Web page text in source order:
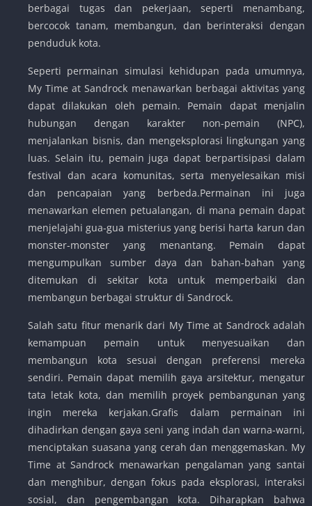
berbagai tugas dan pekerjaan, seperti menambang,
bercocok tanam, membangun, dan berinteraksi dengan
penduduk kota.
Seperti permainan simulasi kehidupan pada umumnya,
My Time at Sandrock menawarkan berbagai aktivitas yang
dapat dilakukan oleh pemain. Pemain dapat menjalin
hubungan dengan karakter non-pemain (NPC),
menjalankan bisnis, dan mengeksplorasi lingkungan yang
luas. Selain itu, pemain juga dapat berpartisipasi dalam
festival dan acara komunitas, serta menyelesaikan misi
dan pencapaian yang berbeda.Permainan ini juga
menawarkan elemen petualangan, di mana pemain dapat
menjelajahi gua-gua misterius yang berisi harta karun dan
monster-monster yang menantang. Pemain dapat
mengumpulkan sumber daya dan bahan-bahan yang
ditemukan di sekitar kota untuk memperbaiki dan
membangun berbagai struktur di Sandrock.
Salah satu fitur menarik dari My Time at Sandrock adalah
kemampuan pemain untuk menyesuaikan dan
membangun kota sesuai dengan preferensi mereka
sendiri. Pemain dapat memilih gaya arsitektur, mengatur
tata letak kota, dan memilih proyek pembangunan yang
ingin mereka kerjakan.Grafis dalam permainan ini
dihadirkan dengan gaya seni yang indah dan warna-warni,
menciptakan suasana yang cerah dan menggemaskan. My
Time at Sandrock menawarkan pengalaman yang santai
dan menghibur, dengan fokus pada eksplorasi, interaksi
sosial, dan pengembangan kota. Diharapkan bahwa